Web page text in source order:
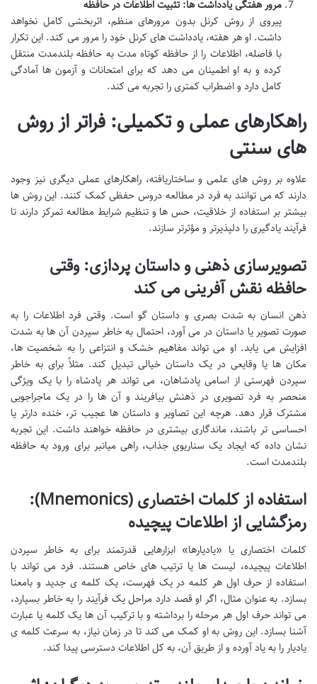
مرور هفتگی یادداشت ها: تثبیت اطلاعات در حافظه
پیروی از روش کرنل بدون مرورهای منظم، اثربخشی کامل نخواهد
داشت. او هر هفته، یادداشت های کرنل خود را مرور می کند. این تکرار
با فاصله، اطلاعات را از حافظه کوتاه مدت به حافظه بلندمدت منتقل
کرده و به او اطمینان می دهد که برای امتحانات و آزمون ها آمادگی
کامل دارد و اضطراب کمتری را تجربه می کند.
راهکارهای عملی و تکمیلی: فراتر از روش
های سنتی
علاوه بر روش های علمی و ساختاریافته، راهکارهای عملی دیگری نیز وجود
دارند که می توانند به فرد در مطالعه دروس حفظی کمک کنند. این روش ها
بیشتر بر استفاده از خلاقیت، حس ها و تنظیم شرایط مطالعه تمرکز دارند تا
فرآیند یادگیری را دلپذیرتر و مؤثرتر سازند.
تصویرسازی ذهنی و داستان پردازی: وقتی
حافظه نقش آفرینی می کند
ذهن انسان به شدت بصری و داستان گو است. وقتی فرد اطلاعات را به
صورت تصویر یا داستان در می آورد، احتمال به خاطر سپردن آن ها به شدت
افزایش می یابد. او می تواند مفاهیم خشک و انتزاعی را به شخصیت ها،
مکان ها یا وقایعی در یک داستان خیالی تبدیل کند. مثلاً برای به خاطر
سپردن فهرستی از اسامی پادشاهان، می تواند هر پادشاه را با یک ویژگی
منحصر به فرد تصویری در ذهنش بیافریند و آن ها را در یک ماجراجویی
مشترک قرار دهد. هرچه این تصاویر و داستان ها عجیب تر، خنده دارتر یا
احساسی تر باشند، ماندگاری بیشتری در حافظه خواهند داشت. این تجربه
نشان داده که ایجاد یک سناریوی جذاب، راهی میانبر برای ورود به حافظه
بلندمدت است.
استفاده از کلمات اختصاری (Mnemonics):
رمزگشایی از اطلاعات پیچیده
کلمات اختصاری یا «یادیارها» ابزارهایی قدرتمند برای به خاطر سپردن
اطلاعات پیچیده، لیست ها یا ترتیب های خاص هستند. فرد می تواند با
استفاده از حرف اول هر کلمه در یک فهرست، یک کلمه ی جدید و بامعنا
بسازد. به عنوان مثال، اگر او قصد دارد مراحل یک فرآیند را به خاطر بسپارد،
می تواند حرف اول هر مرحله را برداشته و با ترکیب آن ها یک کلمه یا عبارت
آشنا بسازد. این روش به او کمک می کند تا در زمان نیاز، به سرعت کلمه ی
یادیار را به یاد آورده و از طریق آن، به کل اطلاعات دسترسی پیدا کند.